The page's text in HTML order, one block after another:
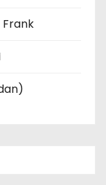
Frank